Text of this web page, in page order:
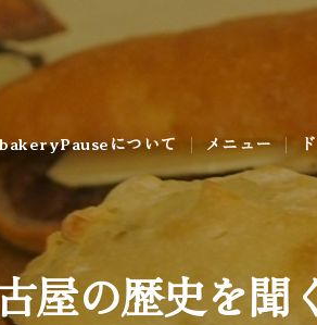
について メニュー
屋の歴史を聞